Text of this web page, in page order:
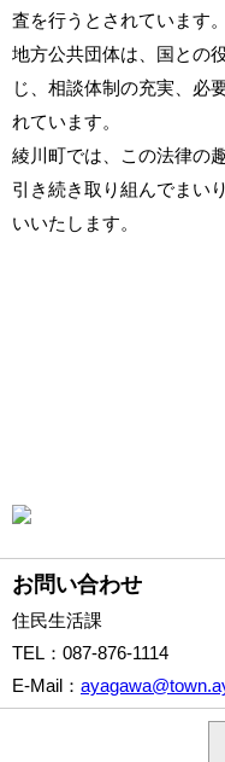
査を行うとされています。
地方公共団体は、国との
じ、相談体制の充実、必
れています。
綾川町では、この法律の
引き続き取り組んでまい
いいたします。
お問い合わせ
住民生活課
TEL ：087-876-1114
E-Mail ：